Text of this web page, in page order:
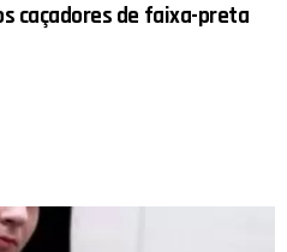
caçadores de faixa-preta